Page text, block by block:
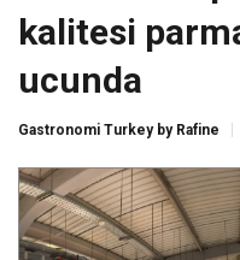
kalitesi
ucunda
Gastronomi Turkey by Rafine